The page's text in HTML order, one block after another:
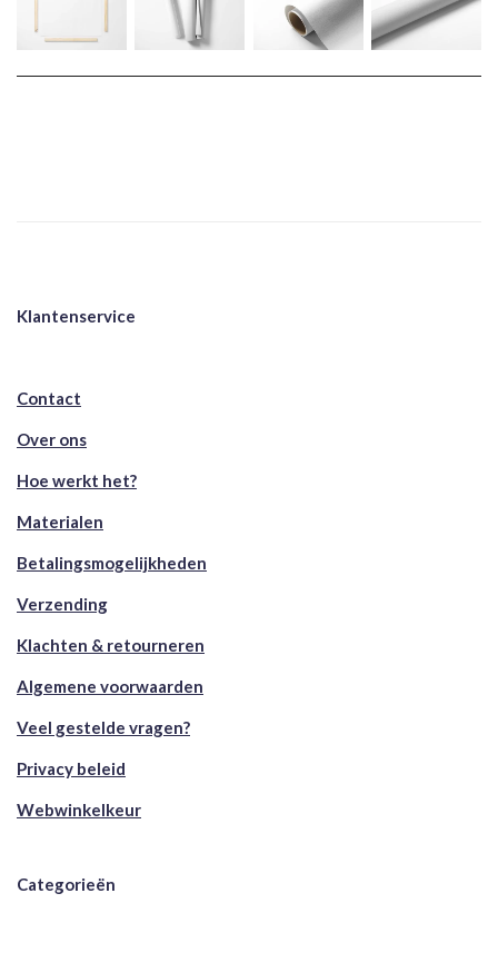
Klantenservice
Contact
Over ons
Hoe werkt het?
Materialen
Betalingsmogelijkheden
Verzending
Klachten & retourneren
Algemene voorwaarden
Veel gestelde vragen?
Privacy beleid
Webwinkelkeur
Categorieën